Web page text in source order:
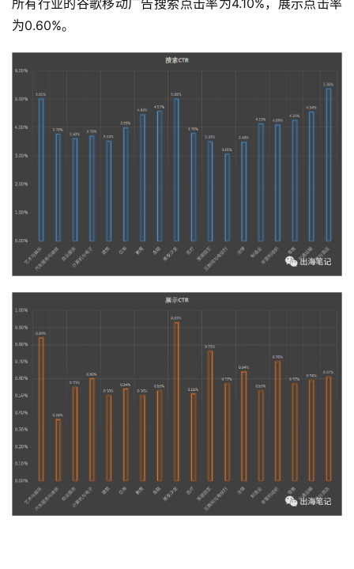
所有行业的谷歌移动广告搜索点击率为4.10%，展示点击率
为0.60%。